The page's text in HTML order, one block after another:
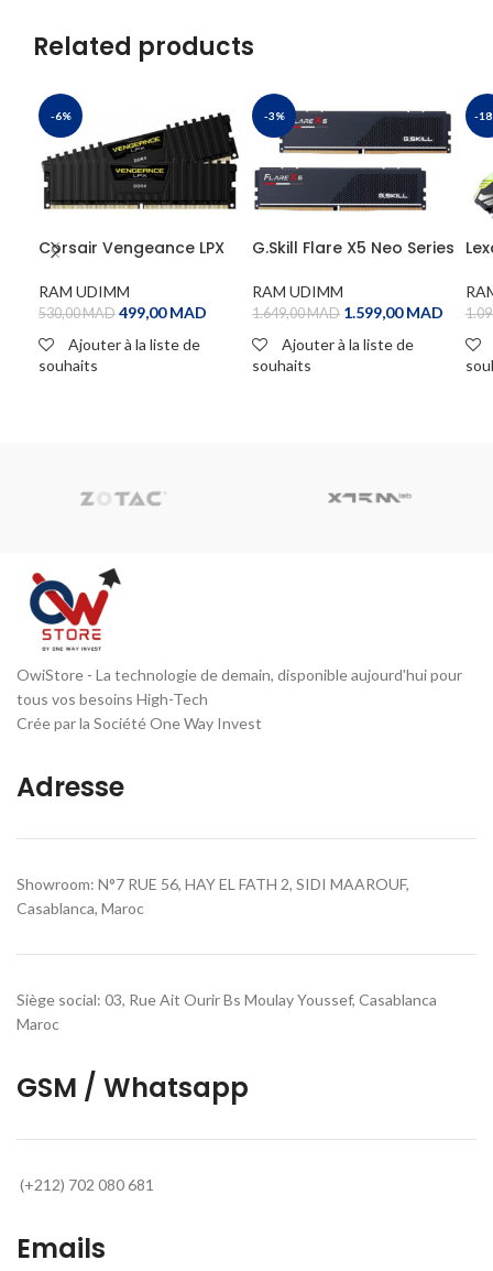
Related products
-6%
Corsair Vengeance LPX
(2x 8Go) DDR4 3200 MHz
CL16
RAM UDIMM
530,00MAD 499,00MAD
Ajouter à la liste de
souhaits
-3%
G.Skill Flare X5 Neo Series
6000 MHz CL36
RAM UDIMM
1.649,00MAD 1.599,00MAD
Ajouter à la liste de
souhaits
-
OwiStore - La technologie de demain, disponible aujourd'hui pour
tous vos besoins High-Tech
Crée par la Société One Way Invest
Adresse
Showroom: N°7 RUE 56, HAY EL FATH 2, SIDI MAAROUF,
Casablanca, Maroc
Siège social: 03, Rue Ait Ourir Bs Moulay Youssef, Casablanca
Maroc
GSM / Whatsapp
(+212) 702 080 681
Emails